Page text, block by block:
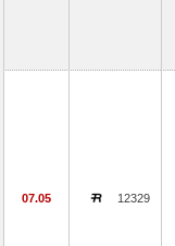
07.05 12329